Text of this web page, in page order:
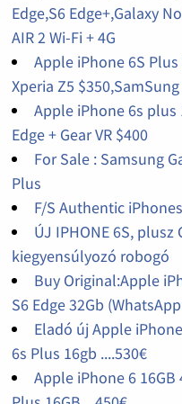
Edge,S6 Edge+,Galaxy
AIR 2 Wi-Fi + 4G
Apple iPhone 6S
Xperia Z5 $350,SamSung
Apple iPhone 6s plus
Edge + Gear VR $400
For Sale : Samsung
Plus
F/S Authentic
ÚJ IPHONE 6S, plusz
kiegyensúlyozó robogó
Buy Original:Apple
S6 Edge 32Gb
Eladó új Apple
6s Plus 16gb ....530€
Apple iPhone 6 16GB